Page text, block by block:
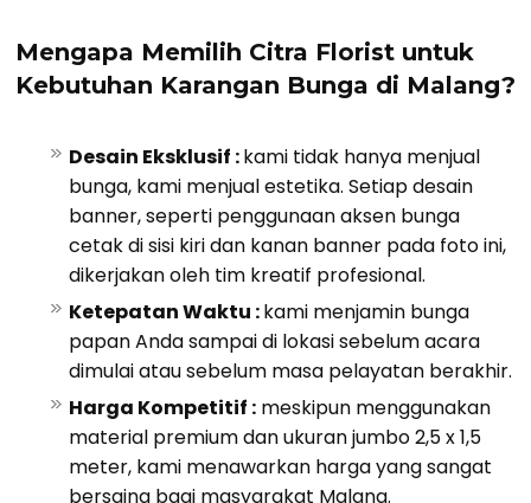
Mengapa Memilih Citra Florist untuk
Kebutuhan Karangan Bunga di Malang?
Desain Eksklusif :kami tidak hanya menjual
bunga, kami menjual estetika. Setiap desain
banner, seperti penggunaan aksen bunga
cetak di sisi kiri dan kanan banner pada foto ini,
dikerjakan oleh tim kreatif profesional.
Ketepatan Waktu :kami menjamin bunga
papan Anda sampai di lokasi sebelum acara
dimulai atau sebelum masa pelayatan berakhir.
Harga Kompetitif : meskipun menggunakan
material premium dan ukuran jumbo 2,5 x 1,5
meter, kami menawarkan harga yang sangat
bersaing bagi masyarakat Malang.